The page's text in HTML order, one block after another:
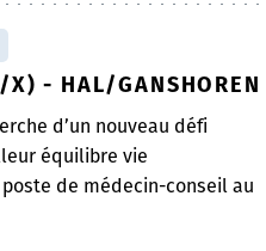
X) - HAL/GANSHOREN
d’un nouveau défi
équilibre vie
de médecin-conseil au